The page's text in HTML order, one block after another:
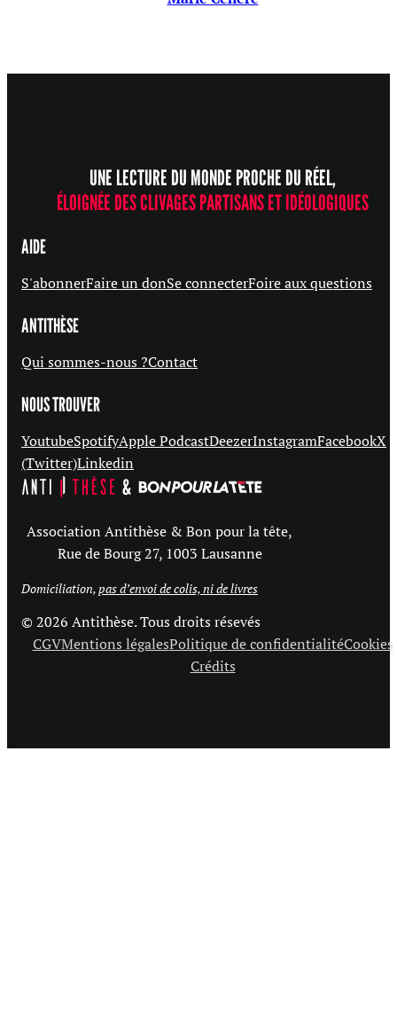
UNE LECTURE DU MONDE PROCHE DU RÉEL,
ÉLOIGNÉE DES CLIVAGES PARTISANS ET IDÉOLOGIQUES
AIDE
S'abonnerFaire un donSe connecterFoire aux questions
ANTITHÈSE
Qui sommes-nous ?Contact
NOUS TROUVER
YoutubeSpotifyApple PodcastDeezerInstagramFacebookX
(Twitter)Linkedin
Association Antithèse & Bon pour la tête,
Rue de Bourg 27, 1003 Lausanne
Domiciliation,pas d’envoi de colis, ni de livres
© 2026 Antithèse. Tous droits résevés
CGVMentions légalesPolitique de confidentialitéCookies
Crédits